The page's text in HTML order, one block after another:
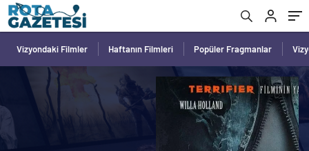
Vizyondaki Filmler Haftanın Filmleri Popüler Fragmanlar